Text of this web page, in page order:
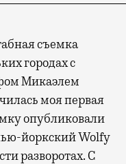
съемка
городах с
Микаэлем
моя первая
опубликовали
йоркский Wolfy
разворотах. С